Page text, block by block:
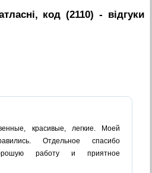
код (2110) - вiдгуки
красивые, легкие. Моей
Отдельное спасибо
работу и приятное